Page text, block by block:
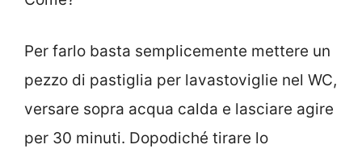
Per farlo basta semplicemente mettere un
pezzo di pastiglia per lavastoviglie nel WC,
versare sopra acqua calda e lasciare agire
per 30 minuti. Dopodiché tirare lo